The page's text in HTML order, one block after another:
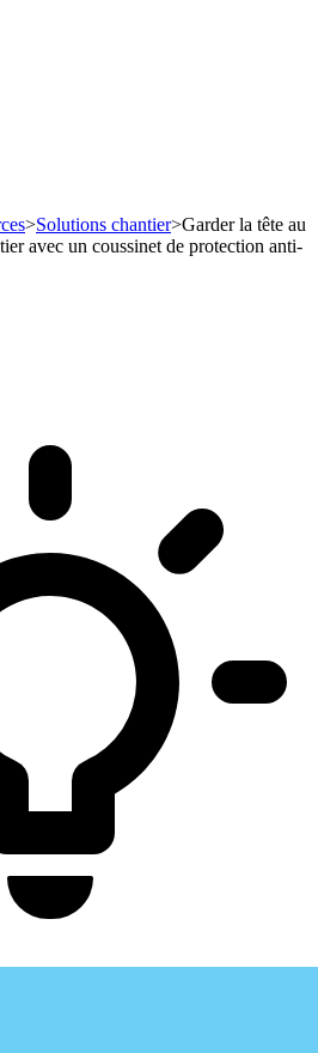
>Solutions chantier>Garder la tête au
avec un coussinet de protection anti-